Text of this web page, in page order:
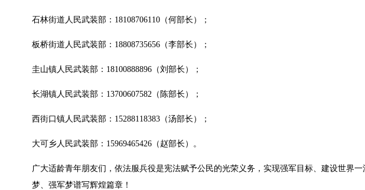
石林街道人民武装部：18108706110（何部长）；
板桥街道人民武装部：18808735656（李部长）；
圭山镇人民武装部：18100888896（刘部长）；
长湖镇人民武装部：13700607582（陈部长）；
西街口镇人民武装部：15288118383（汤部长）；
大可乡人民武装部：15969465426（赵部长）。
广大适龄青年朋友们，依法服兵役是宪法赋予公民的光荣义务，实现强军目标、建设世界
梦、强军梦谱写辉煌篇章！